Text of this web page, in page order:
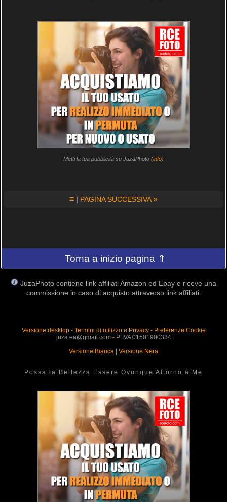
Metti la tua pubblicità su JuzaPhoto (info)
≡ | PAGINA SUCCESSIVA»
Torna a inizio pagina ⇑
JuzaPhoto contiene link affiliati Amazon ed Ebay e riceve una
commissione in caso di acquisto attraverso link affiliati.
Versione desktop- Termini di utilizzo e Privacy- Preferenze Cookie
juza.ea@gmail.com - P. IVA 01501900334
Versione Bianca
Versione Nera
Possa la Bellezza Essere Ovunque Attorno a Me